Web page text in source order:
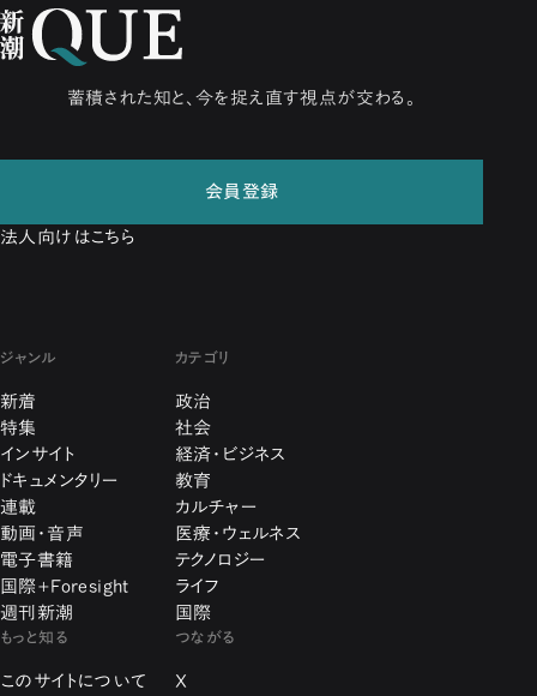
蓄積された知と、今を捉え直す視点が交わる。
会員登録
法人向けはこちら
ジャンル
新着
特集
インサイト
ドキュメンタリー
連載
動画・音声
電子書籍
国際+Foresight
週刊新潮
カテゴリ
政治
社会
経済・ビジネス
教育
カルチャー
医療・ウェルネス
テクノロジー
ライフ
国際
もっと知る
このサイトについて
つながる
X